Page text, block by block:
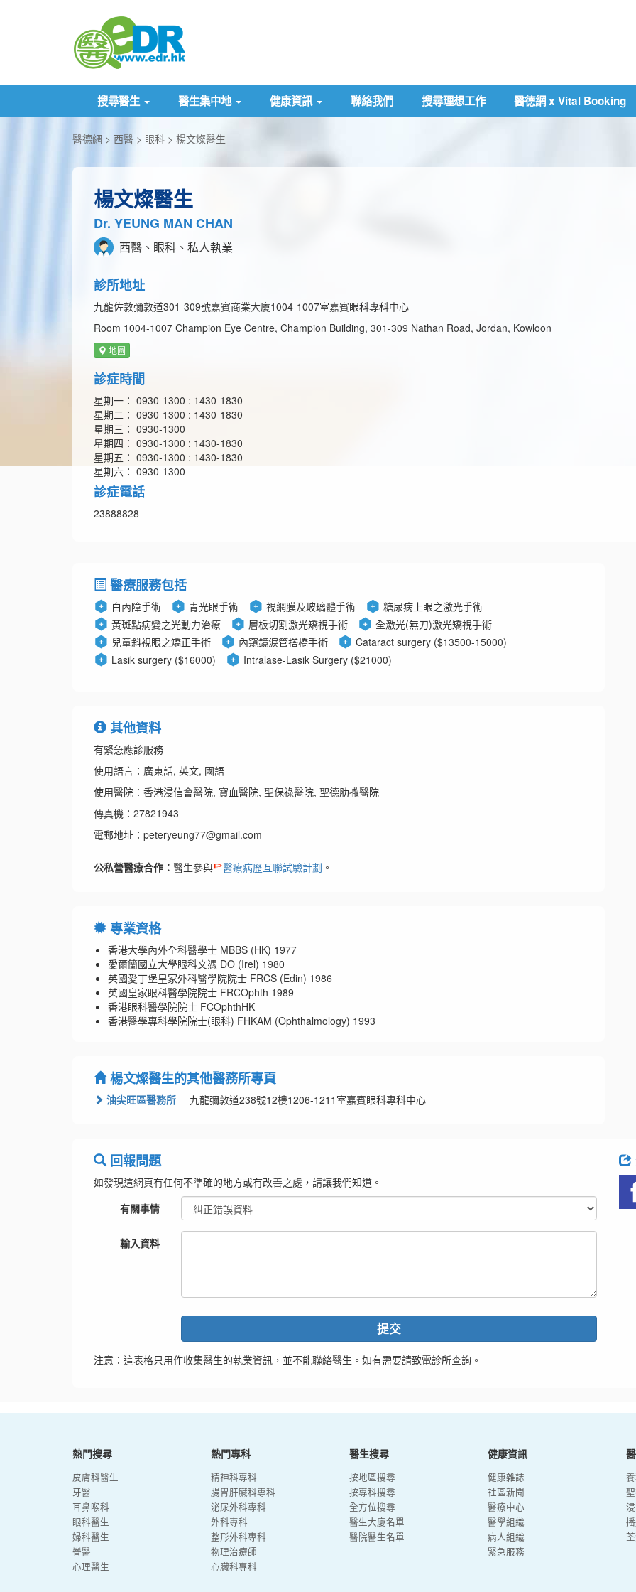
搜尋醫生 醫生集中地 健康資訊 聯絡我們 搜尋理想工作 醫德網 x Vital Booking
醫德網 西醫 眼科 楊文燦醫生
楊文燦醫生
Dr. YEUNG MAN CHAN
西醫、眼科、私人執業
診所地址
九龍佐敦彌敦道301-309號嘉賓商業大廈1004-1007室嘉賓眼科專科中心
Room 1004-1007 Champion Eye Centre, Champion Building, 301-309 Nathan Road, Jordan, Kowloon
地圖
診症時間
星期一： 0930-1300 : 1430-1830
星期二： 0930-1300 : 1430-1830
星期三： 0930-1300
星期四： 0930-1300 : 1430-1830
星期五： 0930-1300 : 1430-1830
星期六： 0930-1300
診症電話
23888828
醫療服務包括
白內障手術 青光眼手術 視網膜及玻璃體手術
糖尿病上眼之激光手術
黃斑點病變之光動力治療
層板切割激光矯視手術
全激光(無刀)激光矯視手術
兒童斜視眼之矯正手術
內窺鏡淚管搭橋手術
Cataract surgery ($13500-15000)
Lasik surgery ($16000)
Intralase-Lasik Surgery ($21000)
其他資料
有緊急應診服務
使用語言：廣東話, 英文, 國語
使用醫院：香港浸信會醫院, 寶血醫院, 聖保祿醫院, 聖德肋撒醫院
傳真機：27821943
電郵地址：peteryeung77@gmail.com
公私營醫療合作： 醫生參與 醫療病歷互聯試驗計劃 。
專業資格
香港大學內外全科醫學士 MBBS (HK) 1977
愛爾籣國立大學眼科文憑 DO (Irel) 1980
英國愛丁堡皇家外科醫學院院士 FRCS (Edin) 1986
英國皇家眼科醫學院院士 FRCOphth 1989
香港眼科醫學院院士 FCOphthHK
香港醫學專科學院院士(眼科) FHKAM (Ophthalmology) 1993
楊文燦醫生的其他醫務所專頁
油尖旺區醫務所 九龍彌敦道238號12樓1206-1211室嘉賓眼科專科中心
回報問題
如發現這網頁有任何不準確的地方或有改善之處，請讓我們知道。
有關事情
輸入資料
提交
注意：這表格只用作收集醫生的執業資訊，並不能聯絡醫生。如有需要請致電診所查詢。
熱門搜尋
皮膚科醫生
牙醫
耳鼻喉科
眼科醫生
婦科醫生
脊醫
心理醫生
熱門專科
精神科專科
腸胃肝臟科專科
泌尿外科專科
外科專科
整形外科專科
物理治療師
心臟科專科
醫生搜尋
按地區搜尋
按專科搜尋
全方位搜尋
醫生大廈名單
醫院醫生名單
健康資訊
健康雜誌
社區新聞
醫療中心
醫學組織
病人組織
緊急服務